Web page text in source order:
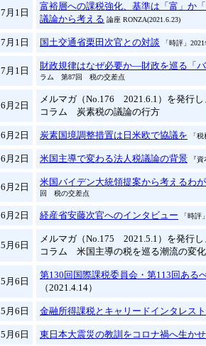
7月1日
富裕層への課税強化、基準は「富」か
議論から考える 論座 RONZA(2021.6.23)
7月1日 国土交通省栗田次官との対談 「時評」
7月1日 財政規律はなぜ必要か―財政を巡る「
ラム 第87回 税の交差点
6月2日
メルマガ（No.176 2021.6.1）を発行し
コラム 炭素税の議論の行方
6月2日 炭素国境調整措置は日米欧で協議を 「
6月2日 米国主導で変わる法人税議論の背景 『
6月2日 米国バイデン大統領提案から考えるわ
回 税の交差点
6月2日 経産省安藤次官へのインタビュー 「時評
5月6日
メルマガ（No.175 2021.5.1）を発行し
コラム 米国主導の税を巡る潮流の変化
5月6日
第130回国際課税委員会・第113回ある
（2021.4.14）
5月6日 金融所得課税とキャリードインタレス
5月6日 東日本大震災の教訓をコロナ禍へ生かせ